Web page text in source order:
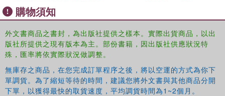
購物須知
外文書商品之書封，為出版社提供之樣本。實際出貨商品，以出
版社所提供之現有版本為主。部份書籍，因出版社供應狀況特
殊，匯率將依實際狀況做調整。
無庫存之商品，在您完成訂單程序之後，將以空運的方式為你下
單調貨。為了縮短等待的時間，建議您將外文書與其他商品分開
下單，以獲得最快的取貨速度，平均調貨時間為1~2個月。